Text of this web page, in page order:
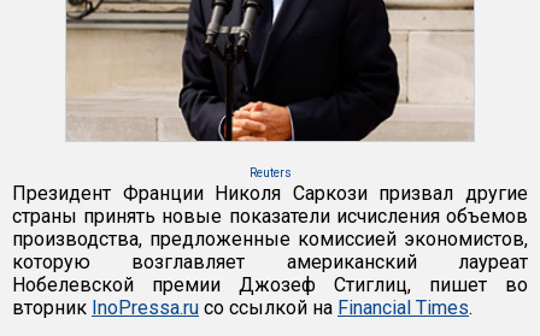
Reuters
Президент Франции Николя Саркози призвал другие
страны принять новые показатели исчисления объемов
производства, предложенные комиссией экономистов,
которую возглавляет американский лауреат
Нобелевской премии Джозеф Стиглиц, пишет во
вторник InoPressa.ru со ссылкой на Financial Times.